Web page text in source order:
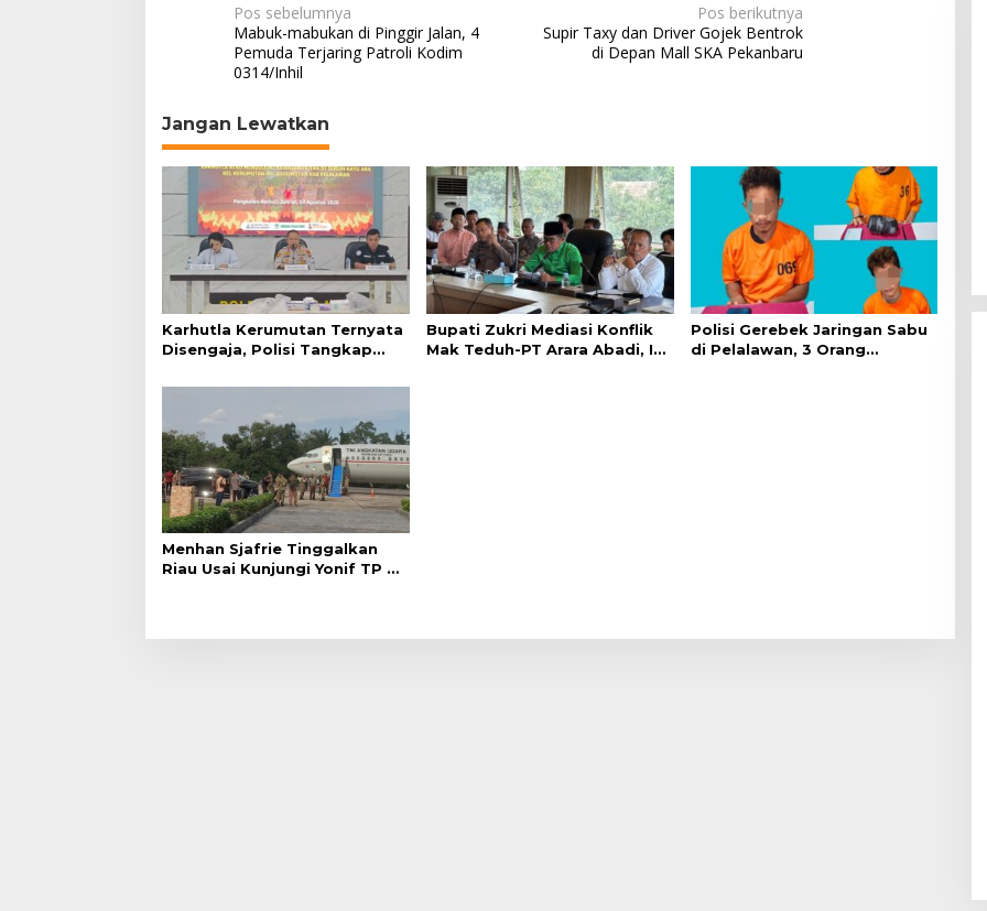
N
a
v
i
g
a
s
i
p
o
s
Pos sebelumnya
Mabuk-mabukan di Pinggir Jalan, 4
Pemuda Terjaring Patroli Kodim
0314/Inhil
Pos berikutnya
Supir Taxy dan Driver Gojek Bentrok
di Depan Mall SKA Pekanbaru
Jangan Lewatkan
Karhutla Kerumutan Ternyata
Disengaja, Polisi Tangkap
Bupati Zukri Mediasi Konflik
Mak Teduh-PT Arara Abadi, Ini
Polisi Gerebek Jaringan Sabu
di Pelalawan, 3 Orang
Menhan Sjafrie Tinggalkan
Riau Usai Kunjungi Yonif TP di